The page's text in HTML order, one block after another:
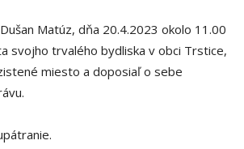
Matúz, dňa 20.4.2023 okolo 11.00
svojho trvalého bydliska v obci Trstice,
miesto a doposiaľ o sebe